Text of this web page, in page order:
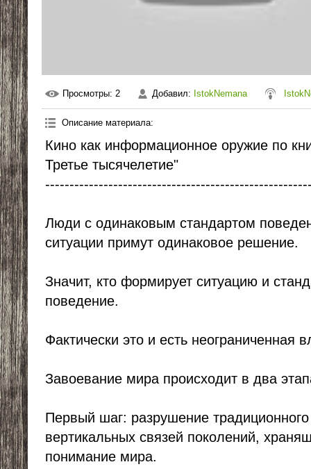
Просмотры: 2 Добавил: IstokNemana
Описание материала:
Кино как информационное оружие по
Третье тысячелетие"
Люди с одинаковым стандартом
ситуации примут одинаковое решение.
Значит, кто формирует ситуацию и
поведение.
Фактически это и есть неограниченная
Завоевание мира происходит в два
Первый шаг: разрушение
вертикальных связей поколений,
понимание мира.